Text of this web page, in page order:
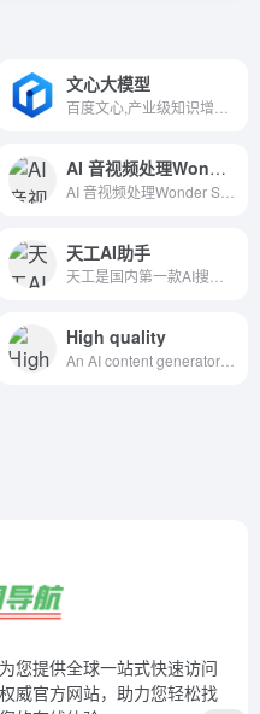
文心大模型
AI 音视频处理Wonder Studio
天工AI助手
High quality
您提供全球一站式快速访问
威官方网站，助力您轻松找